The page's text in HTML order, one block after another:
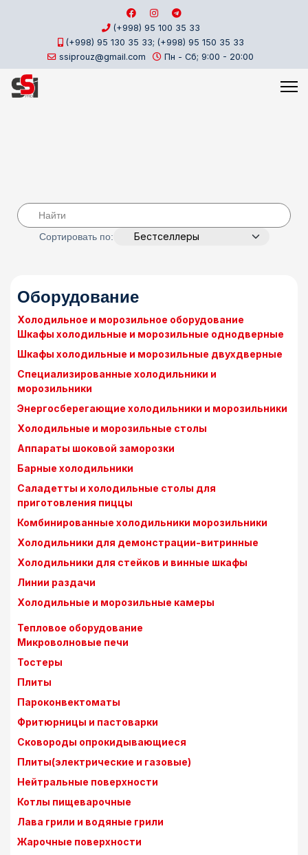
(+998) 95 100 35 33
(+998) 95 130 35 33; (+998) 95 150 35 33
ssiprouz@gmail.com
Пн - Сб; 9:00 - 20:00
Сортировать по:
Оборудование
Холодильное и морозильное оборудование
Шкафы холодильные и морозильные однодверные
Шкафы холодильные и морозильные двухдверные
Специализированные холодильники и
морозильники
Энергосберегающие холодильники и морозильники
Холодильные и морозильные столы
Аппараты шоковой заморозки
Барные холодильники
Саладетты и холодильные столы для
приготовления пиццы
Комбинированные холодильники морозильники
Холодильники для демонстрации-витринные
Холодильники для стейков и винные шкафы
Линии раздачи
Холодильные и морозильные камеры
Тепловое оборудование
Микроволновые печи
Тостеры
Плиты
Пароконвектоматы
Фритюрницы и пастоварки
Сковороды опрокидывающиеся
Плиты(электрические и газовые)
Нейтральные поверхности
Котлы пищеварочные
Лава грили и водяные грили
Жарочные поверхности